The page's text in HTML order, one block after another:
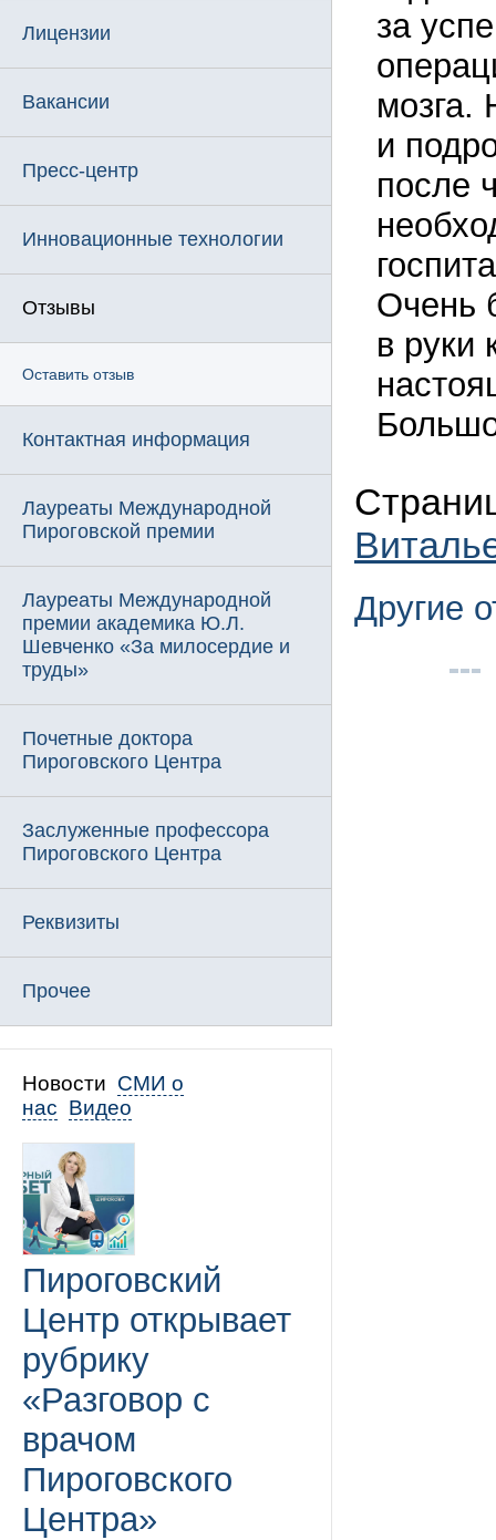
Лицензии
Вакансии
Пресс-центр
Инновационные технологии
Отзывы
Оставить отзыв
Контактная информация
Лауреаты Международной
Пироговской премии
Лауреаты Международной
премии академика Ю.Л.
Шевченко «За милосердие и
труды»
Почетные доктора
Пироговского Центра
Заслуженные профессора
Пироговского Центра
Реквизиты
Прочее
Новости СМИ о
нас Видео
Пироговский
Центр открывает
рубрику
«Разговор с
врачом
Пироговского
Центра»
за
мозга.
и
после
Очень
в руки
Другие